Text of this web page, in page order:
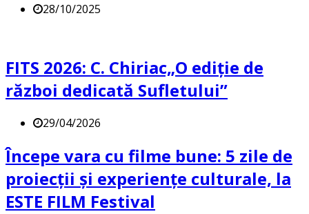
28/10/2025
FITS 2026: C. Chiriac„O ediție de
război dedicată Sufletului”
29/04/2026
Începe vara cu filme bune: 5 zile de
proiecții și experiențe culturale, la
ESTE FILM Festival